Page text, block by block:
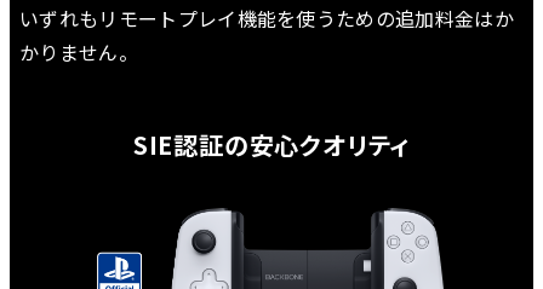
いずれもリモートプレイ機能を使うための追加料金はか
かりません。
SIE認証の安心クオリティ